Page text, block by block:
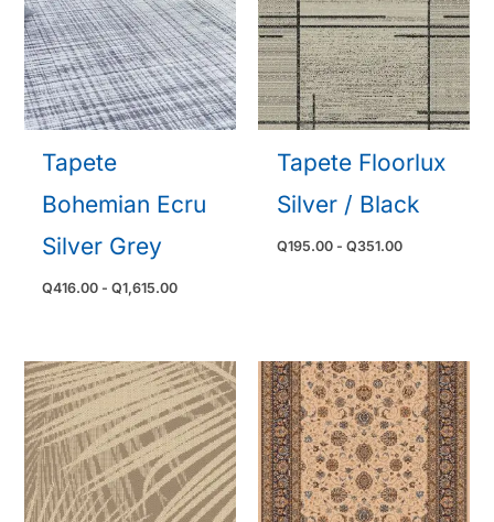
Tapete
Bohemian Ecru
Silver Grey
Q416.00 - Q1,615.00Rango
hasta
Q1,615.00
Tapete Floorlux
Silver / Black
Q195.00 - Q351.00Rango